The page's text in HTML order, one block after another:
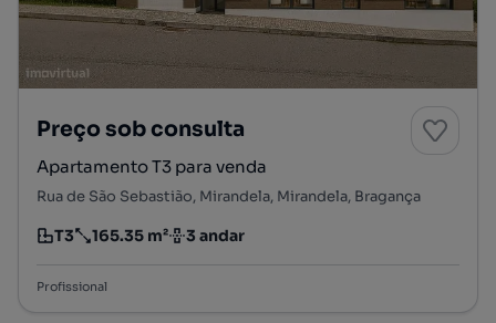
Preço sob consulta
Apartamento T3 para venda
Rua de São Sebastião, Mirandela, Mirandela, Bragança
Tipologia
T3
Preço por metro quadrado
165.35 m²
Andar 3 andar
Profissional